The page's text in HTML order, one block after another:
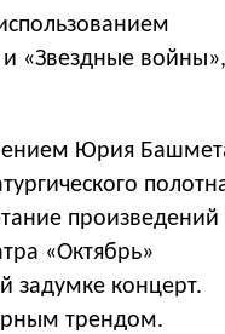
«Звездные войны»,
Юрия
произведений
«Октябрь»
задумке концерт.
трендом.